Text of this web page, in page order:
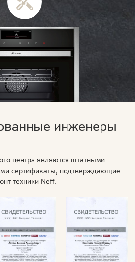
инженеры
центра являются штатными
сертификаты, подтверждающие
техники Neff.